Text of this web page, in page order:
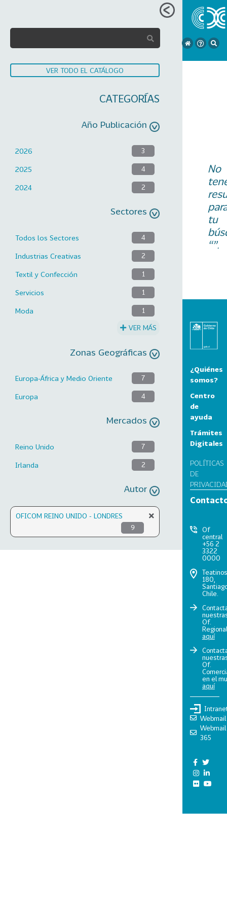
VER TODO EL CATÁLOGO
CATEGORÍAS
Año Publicación
2026 3
2025 4
2024 2
Sectores
Todos los Sectores 4
Industrias Creativas 2
Textil y Confección 1
Servicios 1
Moda 1
VER MÁS
Zonas Geográficas
Europa-África y Medio Oriente 7
Europa 4
Mercados
Reino Unido 7
Irlanda 2
Autor
OFICOM REINO UNIDO - LONDRES
9
No
tu
“”.
¿Quiénes
somos?
Centro
de
ayuda
Trámites
Digitales
POLÍTICAS
DE
Of
central
+56 2
3322
0000
Teatinos
180,
Chile.
Of.
aquí
Of.
en el
aquí
Webmail
Webmail
365